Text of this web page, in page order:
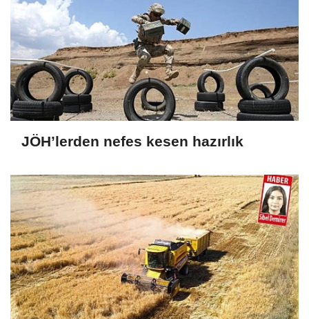
JÖH’lerden nefes kesen hazırlık